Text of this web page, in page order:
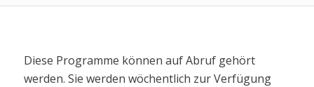
Diese Programme können auf Abruf gehört
werden. Sie werden wöchentlich zur Verfügung